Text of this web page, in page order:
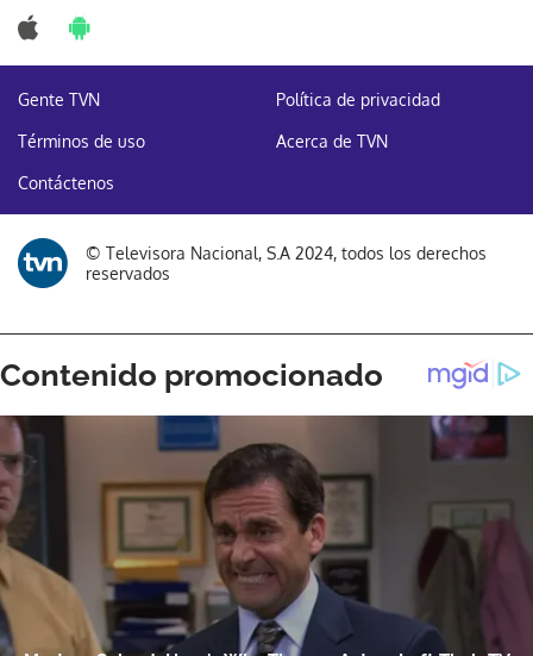
Gente TVN Política de privacidad
Términos de uso Acerca de TVN
Contáctenos
© Televisora Nacional, S.A 2024, todos los derechos
reservados